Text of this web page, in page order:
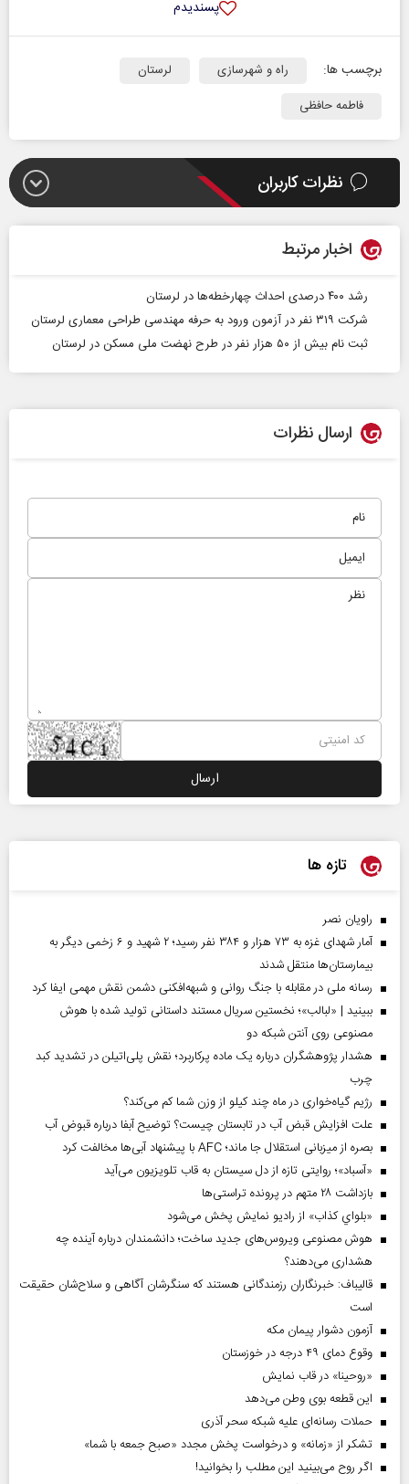
پسندیدم
برچسب ها: راه و شهرسازی
لرستان
فاطمه حافظی
نظرات کاربران
اخبار مرتبط
رشد ۴۰۰ درصدی احداث چهارخطه‌ها در لرستان
شرکت ۳۱۹ نفر در آزمون ورود به حرفه مهندسی طراحی معماری لرستان
ثبت نام بیش از ۵۰ هزار نفر در طرح نهضت ملی مسکن در لرستان
ارسال نظرات
تازه ها
راویان نصر
آمار شهدای غزه به ۷۳ هزار و ۳۸۴ نفر رسید؛ ۲ شهید و ۶ زخمی دیگر به
بیمارستان‌ها منتقل شدند
رسانه ملی در مقابله با جنگ روانی و شبهه‌افکنی دشمن نقش مهمی ایفا کرد
ببینید | «لبالب»؛ نخستین سریال مستند داستانی تولید شده با هوش
مصنوعی روی آنتن شبکه دو
هشدار پژوهشگران درباره یک ماده پرکاربرد؛ نقش پلی‌اتیلن در تشدید کبد
چرب
رژیم گیاه‌خواری در ماه چند کیلو از وزن شما کم می‌کند؟
علت افزایش قبض آب در تابستان چیست؟ توضیح آبفا درباره قبوض آب
بصره از میزبانی استقلال جا ماند؛ AFC با پیشنهاد آبی‌ها مخالفت کرد
«آسباد»؛ روایتی تازه از دل سیستان به قاب تلویزیون می‌آید
بازداشت ۲۸ متهم در پرونده تراستی‌ها
«بلواي کذاب» از رادیو نمایش پخش می‌شود
هوش مصنوعی ویروس‌های جدید ساخت؛ دانشمندان درباره آینده چه
هشداری می‌دهند؟
قالیباف: خبرنگاران رزمندگانی هستند که سنگرشان آگاهی و سلاح‌شان حقیقت
است
آزمون دشوار پیمان مکه
وقوع دمای ۴۹ درجه در خوزستان
«روحینا» در قاب نمایش
این قطعه بوی وطن می‌دهد
حملات رسانه‌ای علیه شبکه سحر آذری
تشکر از «زمانه» و درخواست پخش مجدد «صبح جمعه با شما»
اگر روح می‌بینید این مطلب را بخوانید!